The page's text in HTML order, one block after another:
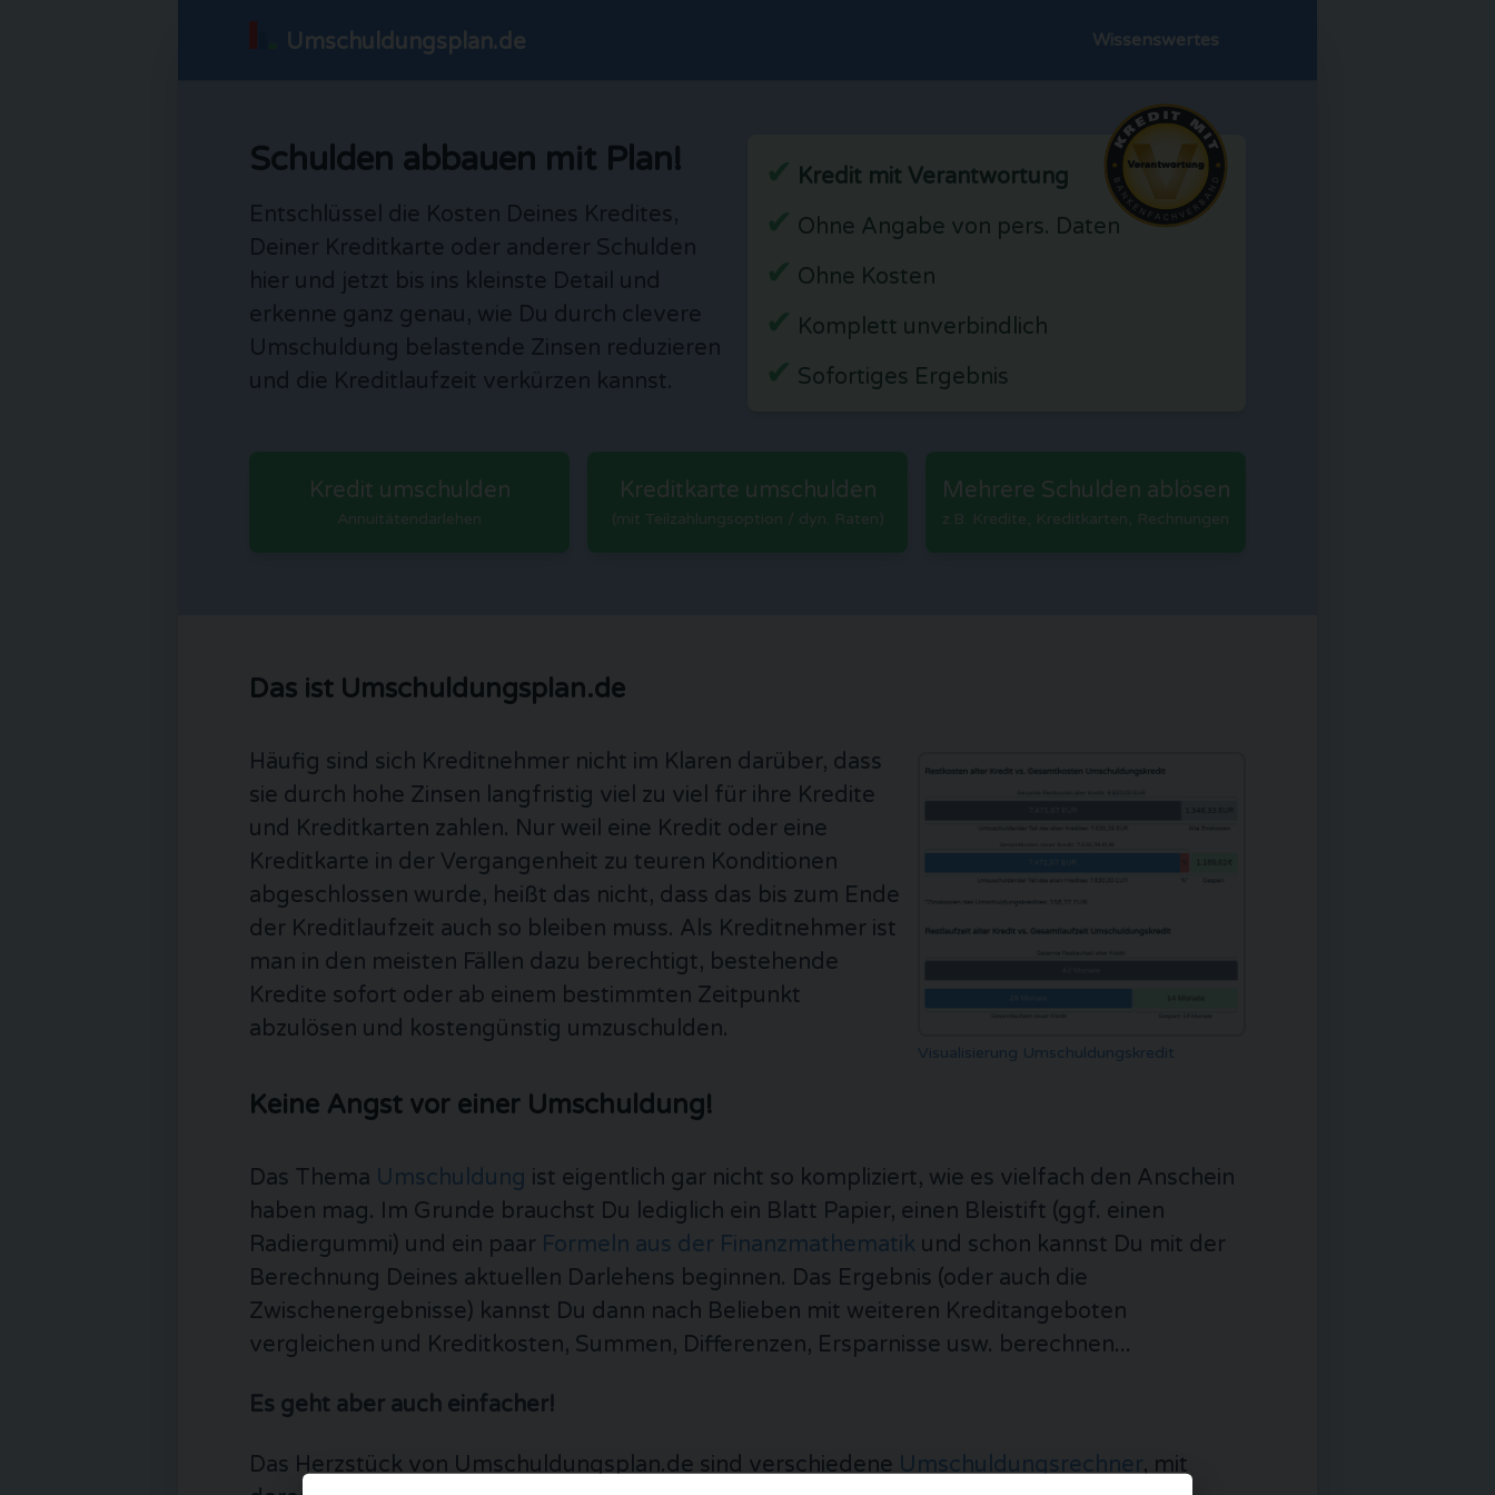
Umschuldungsplan.de Wissenswertes
Schulden abbauen mit Plan!
Entschlüssel die Kosten Deines Kredites,
Deiner Kreditkarte oder anderer Schulden
hier und jetzt bis ins kleinste Detail und
erkenne ganz genau, wie Du durch clevere
Umschuldung belastende Zinsen reduzieren
und die Kreditlaufzeit verkürzen kannst.
Kredit mit Verantwortung
Ohne Angabe von pers. Daten
Ohne Kosten
Komplett unverbindlich
Sofortiges Ergebnis
Kredit umschulden
Annuitätendarlehen
Kreditkarte umschulden
(mit Teilzahlungsoption / dyn. Raten)
Mehrere Schulden ablösen
z.B. Kredite, Kreditkarten, Rechnungen
Das ist Umschuldungsplan.de
Häufig sind sich Kreditnehmer nicht im Klaren darüber, dass
sie durch hohe Zinsen langfristig viel zu viel für ihre Kredite
und Kreditkarten zahlen. Nur weil eine Kredit oder eine
Kreditkarte in der Vergangenheit zu teuren Konditionen
abgeschlossen wurde, heißt das nicht, dass das bis zum Ende
der Kreditlaufzeit auch so bleiben muss. Als Kreditnehmer ist
man in den meisten Fällen dazu berechtigt, bestehende
Kredite sofort oder ab einem bestimmten Zeitpunkt
abzulösen und kostengünstig umzuschulden.
Visualisierung Umschuldungskredit
Keine Angst vor einer Umschuldung!
Das Thema Umschuldung ist eigentlich gar nicht so kompliziert, wie es vielfach den Anschein
haben mag. Im Grunde brauchst Du lediglich ein Blatt Papier, einen Bleistift (ggf. einen
Radiergummi) und ein paar Formeln aus der Finanzmathematik und schon kannst Du mit der
Berechnung Deines aktuellen Darlehens beginnen. Das Ergebnis (oder auch die
Zwischenergebnisse) kannst Du dann nach Belieben mit weiteren Kreditangeboten
vergleichen und Kreditkosten, Summen, Differenzen, Ersparnisse usw. berechnen...
Es geht aber auch einfacher!
Das Herzstück von Umschuldungsplan.de sind verschiedene Umschuldungsrechner, mit